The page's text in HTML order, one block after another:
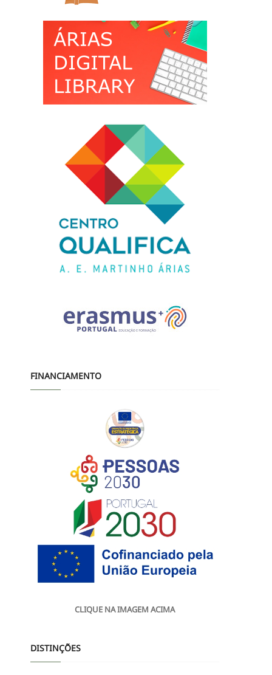
FINANCIAMENTO
CLIQUE NA IMAGEM ACIMA
DISTINÇÕES